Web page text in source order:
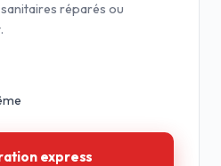
réparés ou
express